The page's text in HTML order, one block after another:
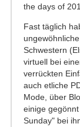
the days of
Fast täglich
Schwestern
virtuell bei
verrückten
auch etliche
Mode, über
einige
Sunday" bei